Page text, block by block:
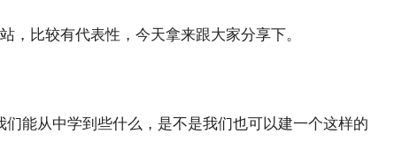
比较有代表性，今天拿来跟大家分享下。
能从中学到些什么，是不是我们也可以建一个这样的